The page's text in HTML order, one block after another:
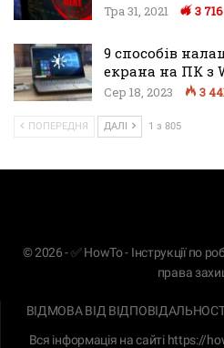
Тра 31, 2021 3 716
9 способів
екрана на ПК з
Сер 18, 2023 3
ПОПЕРЕДНЯ ДАЛІ 1 з 805
© 2026 - ✅ HowTo - Інструкції по
права
ВІДМОВА ВІД
Вся інформація на сайті https://